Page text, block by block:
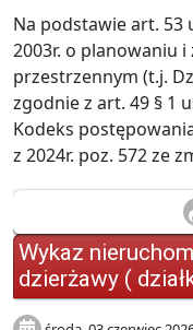
Na podstawie art. 53
2003r. o planowaniu
przestrzennym (t.j.
zgodnie z art. 49 § 1
Kodeks
z 2024r. poz. 572 ze
Wykaz
dzierżawy (